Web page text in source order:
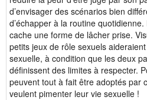
d’envisager des scénarios bien
d’échapper à la routine
cache une forme de lâcher prise.
petits jeux de rôle sexuels
sexuelle, à condition que les deux
définissent des limites à respecter.
peuvent tout à fait être adoptés par
veulent pimenter leur vie sexuelle !